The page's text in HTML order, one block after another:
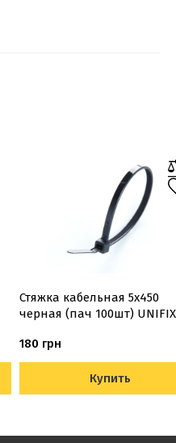
Стяжка кабельная 5х450 ​​
черная (пач 100шт) UNIFIX
180 грн
Купить